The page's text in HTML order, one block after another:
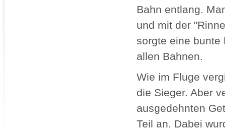
Bahn entlang.
und mit der
sorgte eine bunte
allen Bahnen.
Wie im Fluge
die Sieger. Aber
ausgedehnten
Teil an. Dabei